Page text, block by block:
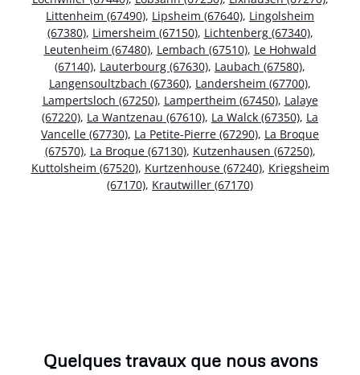
Littenheim (67490), Lipsheim (67640), Lingolsheim
(67380), Limersheim (67150), Lichtenberg (67340),
Leutenheim (67480), Lembach (67510), Le Hohwald
(67140), Lauterbourg (67630), Laubach (67580),
Langensoultzbach (67360), Landersheim (67700),
Lampertsloch (67250), Lampertheim (67450), Lalaye
(67220), La Wantzenau (67610), La Walck (67350), La
Vancelle (67730), La Petite-Pierre (67290), La Broque
(67570), La Broque (67130), Kutzenhausen (67250),
Kuttolsheim (67520), Kurtzenhouse (67240), Kriegsheim
(67170), Krautwiller (67170)
Quelques travaux que nous avons